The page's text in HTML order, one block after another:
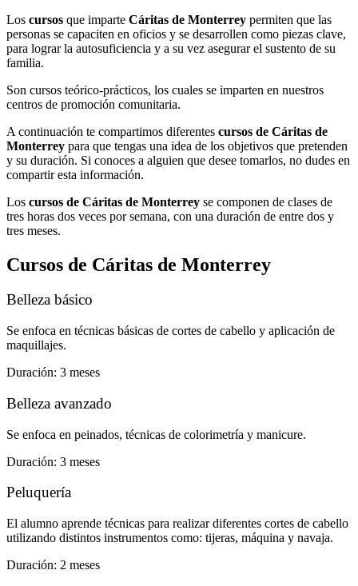
Los cursos que imparte Cáritas de Monterrey permiten que las
personas se capaciten en oficios y se desarrollen como piezas clave,
para lograr la autosuficiencia y a su vez asegurar el sustento de su
familia.
Son cursos teórico-prácticos, los cuales se imparten en nuestros
centros de promoción comunitaria.
A continuación te compartimos diferentes cursos de Cáritas de
Monterrey para que tengas una idea de los objetivos que pretenden
y su duración. Si conoces a alguien que desee tomarlos, no dudes en
compartir esta información.
Los cursos de Cáritas de Monterrey se componen de clases de
tres horas dos veces por semana, con una duración de entre dos y
tres meses.
Cursos de Cáritas de Monterrey
Belleza básico
Se enfoca en técnicas básicas de cortes de cabello y aplicación de
maquillajes.
Duración: 3 meses
Belleza avanzado
Se enfoca en peinados, técnicas de colorimetría y manicure.
Duración: 3 meses
Peluquería
El alumno aprende técnicas para realizar diferentes cortes de cabello
utilizando distintos instrumentos como: tijeras, máquina y navaja.
Duración: 2 meses